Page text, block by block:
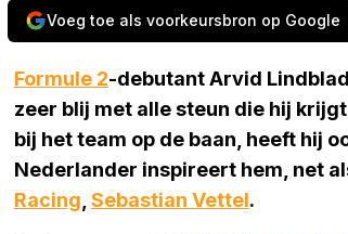
Voeg toe als voorkeursbron op Google
Formule 2-debutant Arvid
zeer blij met alle steun die hij
bij het team op de baan, heeft hij
Nederlander inspireert hem, net
Racing Sebastian Vettel.